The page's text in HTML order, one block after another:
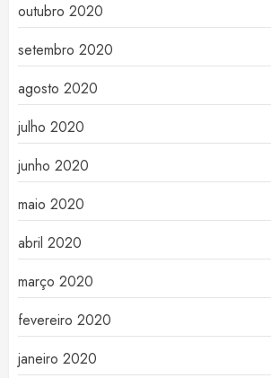
outubro 2020
setembro 2020
agosto 2020
julho 2020
junho 2020
maio 2020
abril 2020
março 2020
fevereiro 2020
janeiro 2020